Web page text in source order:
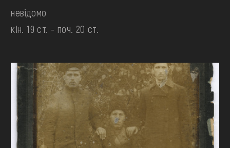
невідомо
кін. 19 ст. - поч. 20 ст.